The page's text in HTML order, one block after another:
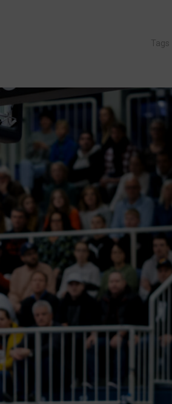
Tags